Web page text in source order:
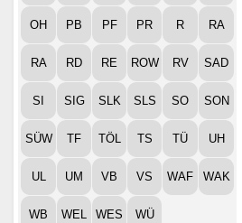
OH PB PF PR R RA
RA RD RE ROW RV SAD
SI SIG SLK SLS SO SON
SÜW TF TÖL TS TÜ UH
UL UM VB VS WAF WAK
WB WEL WES WÜ